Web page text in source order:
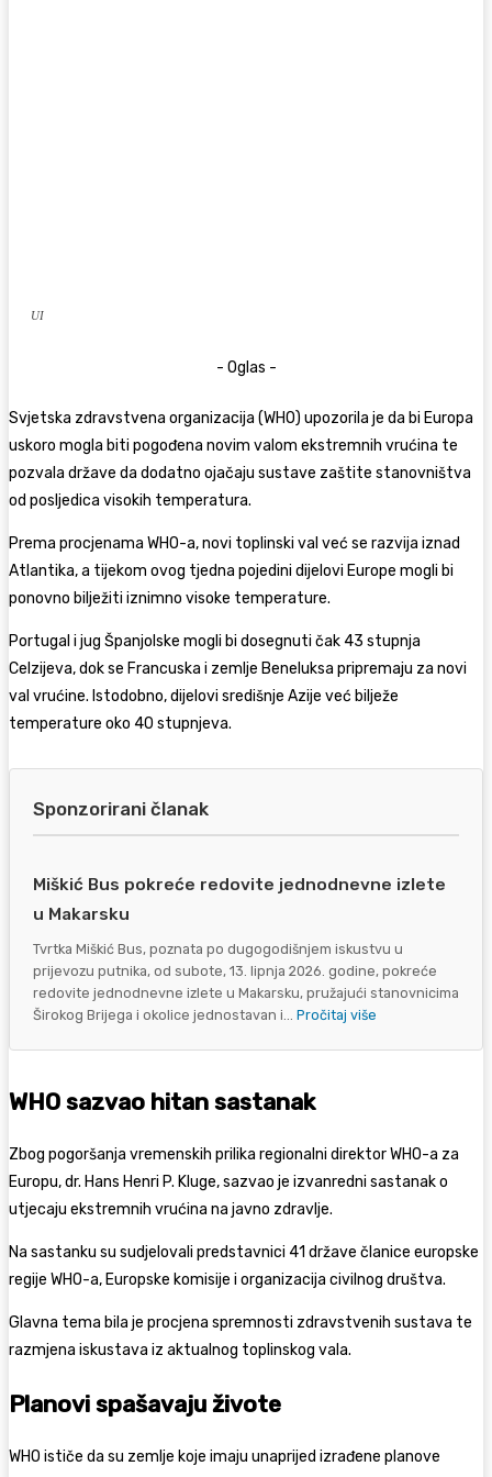
UI
- Oglas -
Svjetska zdravstvena organizacija (WHO) upozorila je da bi Europa
uskoro mogla biti pogođena novim valom ekstremnih vrućina te
pozvala države da dodatno ojačaju sustave zaštite stanovništva
od posljedica visokih temperatura.
Prema procjenama WHO-a, novi toplinski val već se razvija iznad
Atlantika, a tijekom ovog tjedna pojedini dijelovi Europe mogli bi
ponovno bilježiti iznimno visoke temperature.
Portugal i jug Španjolske mogli bi dosegnuti čak 43 stupnja
Celzijeva, dok se Francuska i zemlje Beneluksa pripremaju za novi
val vrućine. Istodobno, dijelovi središnje Azije već bilježe
temperature oko 40 stupnjeva.
Sponzorirani članak
Miškić Bus pokreće redovite jednodnevne izlete
u Makarsku
Tvrtka Miškić Bus, poznata po dugogodišnjem iskustvu u
prijevozu putnika, od subote, 13. lipnja 2026. godine, pokreće
redovite jednodnevne izlete u Makarsku, pružajući stanovnicima
Širokog Brijega i okolice jednostavan i... Pročitaj više
WHO sazvao hitan sastanak
Zbog pogoršanja vremenskih prilika regionalni direktor WHO-a za
Europu, dr. Hans Henri P. Kluge, sazvao je izvanredni sastanak o
utjecaju ekstremnih vrućina na javno zdravlje.
Na sastanku su sudjelovali predstavnici 41 države članice europske
regije WHO-a, Europske komisije i organizacija civilnog društva.
Glavna tema bila je procjena spremnosti zdravstvenih sustava te
razmjena iskustava iz aktualnog toplinskog vala.
Planovi spašavaju živote
WHO ističe da su zemlje koje imaju unaprijed izrađene planove